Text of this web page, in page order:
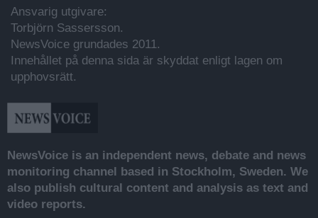
Ansvarig utgivare:
Torbjörn Sassersson.
NewsVoice grundades 2011.
Innehållet på denna sida är skyddat enligt lagen om
upphovsrätt.
NewsVoice is an independent news, debate and news
monitoring channel based in Stockholm, Sweden. We
also publish cultural content and analysis as text and
video reports.